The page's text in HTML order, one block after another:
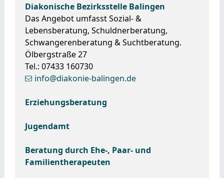
Diakonische Bezirksstelle Balingen
Das Angebot umfasst Sozial- &
Lebensberatung, Schuldnerberatung,
Schwangerenberatung & Suchtberatung.
Ölbergstraße 27
Tel.: 07433 160730
info@diakonie-balingen.de
Erziehungsberatung
Jugendamt
Beratung durch Ehe-, Paar- und
Familientherapeuten